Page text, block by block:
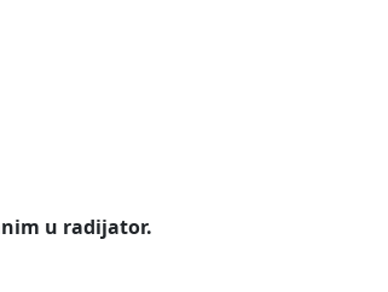
u radijator.